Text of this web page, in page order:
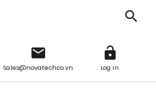
Mại NOVATECH
Sales@novatechco.vn Log in